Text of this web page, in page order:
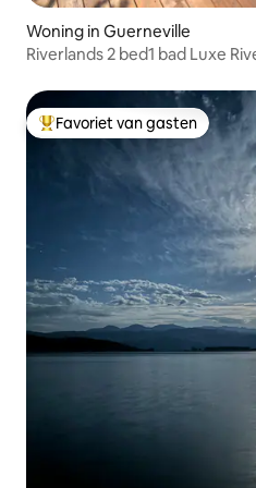
Woning in Guerneville
Riverlands 2 bed1 bad Luxe
Topfavoriet van gasten
Favoriet van gasten